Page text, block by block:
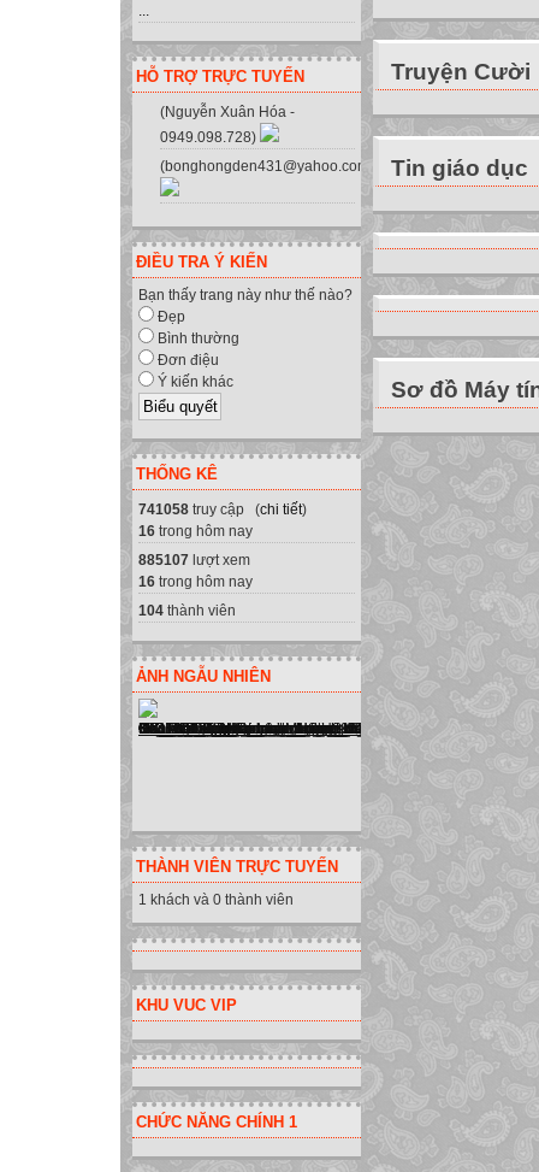
...
HỖ TRỢ TRỰC TUYẾN
(Nguyễn Xuân Hóa -
0949.098.728)
(bonghongden431@yahoo.com.vn)
ĐIỀU TRA Ý KIẾN
Bạn thấy trang này như thế nào?
Đẹp
Bình thường
Đơn điệu
Ý kiến khác
THỐNG KÊ
741058 truy cập (chi tiết)
16 trong hôm nay
885107 lượt xem
16 trong hôm nay
104 thành viên
ẢNH NGẪU NHIÊN
THÀNH VIÊN TRỰC TUYẾN
1 khách và 0 thành viên
KHU VUC VIP
CHỨC NĂNG CHÍNH 1
Những người
và khuyến khích
Con cũng hãy
Xin gửi bức thư
cho dù làm như
Nếu bức thư trở
Để kết: « Một
mình ký thác
Vài dòng sau
mong muốn
người thân
Nếu bạn quá
đến những
khác »... Xa
đến từ Ấn-độ.
Cho dù bạn có
Trong đó, có
Khi bạn nói «
Khi bạn nói «
Đừng chế nhạo
thương tích khi
sống cuộc đời.
Hãy nói chậm,
Nếu có ai đặt ra
Truyện Cười
Tin giáo dục
Sơ đồ Máy